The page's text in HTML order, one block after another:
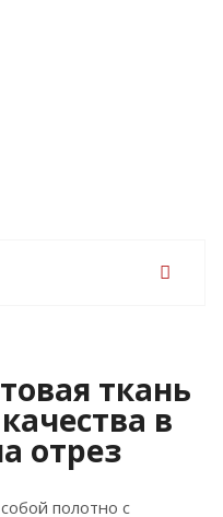
ткань
в
отрез
полотно с